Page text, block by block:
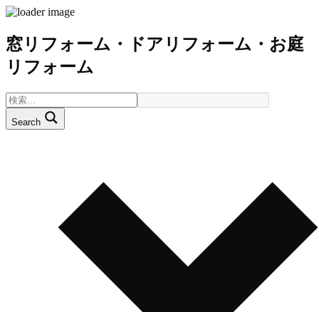
窓リフォーム・ドアリフォーム・お庭
リフォーム
Search